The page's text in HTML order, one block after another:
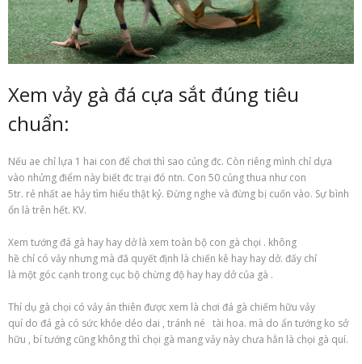
Xem vảy gà đá cựa sắt đúng tiêu
chuẩn:
Nếu ae chỉ lựa 1 hai con để chơi thì sao củng đc. Còn riêng mình chỉ dựa
vào nhửng điểm này biết đc trại đó ntn. Con 50 củng thua như con
5tr. rẻ nhất ae hảytìm hiểu thật kỷ. Đừng nghe và đừng bị cuốn vào. Sự bình
ổn là trên hết. KV.
Xem tướngđá gà hay hay dở là xem toàn bộ con gà chọi . không
hề chỉ có vảy nhưng mà đã quyết định là chiến kê hay hay dở. đấy chỉ
là một góc cạnh trong cục bộ chừng độ hay hay dở của gà .
Thí dụ gà chọi có vảy án thiên được xem là chơi đá gà chiếm hữu vảy
quí do đá gà có sức khỏe dẻo dai , tránh né tài hoa. mà do ẩn tướng ko sở
hữu , bí tướng cũng khôngthì chọi gà mangvảy này chưa hẳn là chọi gà quí.